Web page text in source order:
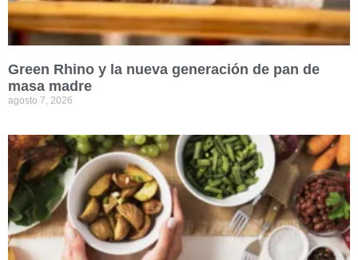
Green Rhino y la nueva generación de pan de
masa madre
agosto 7, 2026